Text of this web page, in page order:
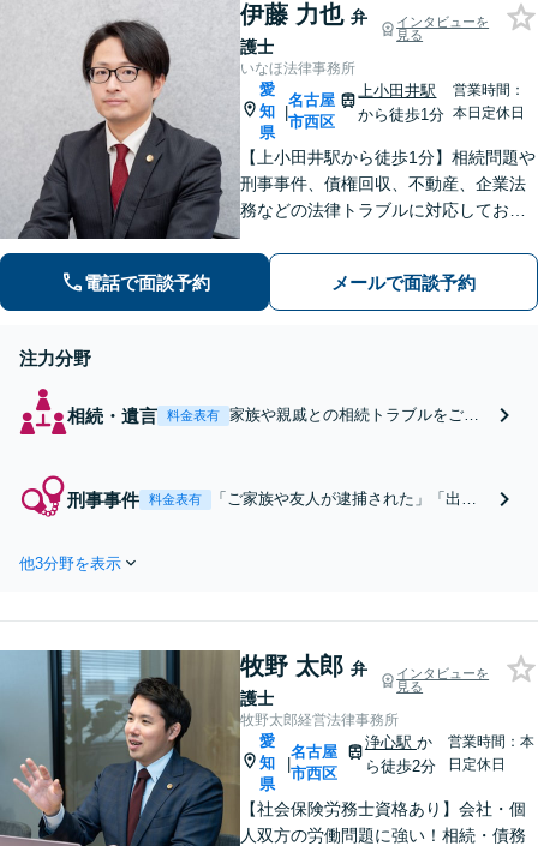
伊藤 力也 弁
護士
インタビューを
見る
いなほ法律事務所
愛
知
県
|
名古屋
市西区
上小田井駅
から徒歩1分
営業時間：
本日定休日
【上小田井駅から徒歩1分】相続問題や
刑事事件、債権回収、不動産、企業法
務などの法律トラブルに対応しており
に、まずはご相談ください【事前予約
で休日・夜間面談可】
電話で面談予約 メールで面談予約
注力分野
相続・遺言 料金表有
家族や親戚との相続トラブルをご相
担を軽減します。生前対策もお任せ
ください【事前予約で休日・夜間面
刑事事件 料金表有
「ご家族や友人が逮捕された」「出頭
他3分野を表示
牧野 太郎 弁
護士
インタビューを
見る
牧野太郎経営法律事務所
愛
知
県
|
名古屋
市西区
浄心駅 か
ら徒歩2分
営業時間：本
日定休日
【社会保険労務士資格あり】会社・個
人双方の労働問題に強い！相続・債務